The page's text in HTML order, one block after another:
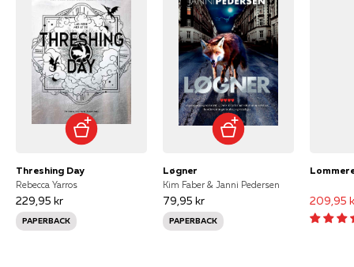
Threshing Day
Rebecca Yarros
229,95 kr
PAPERBACK
Løgner
Kim Faber & Janni Pedersen
79,95 kr
PAPERBACK
209,95